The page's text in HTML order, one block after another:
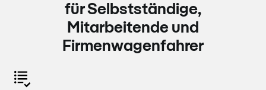
für Selbstständige,
Mitarbeitende und
Firmenwagenfahrer